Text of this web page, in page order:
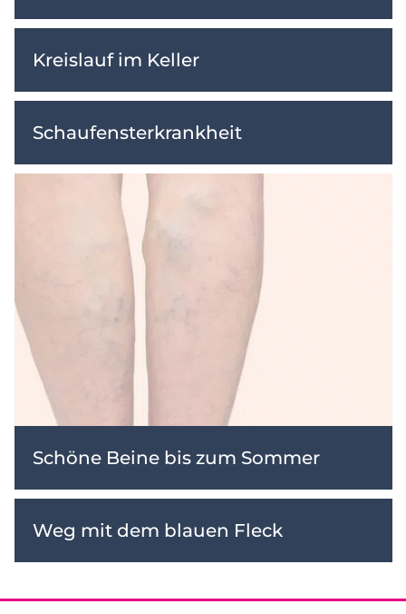
Kreislauf im Keller
Schaufensterkrankheit
Schöne Beine bis zum Sommer
Weg mit dem blauen Fleck